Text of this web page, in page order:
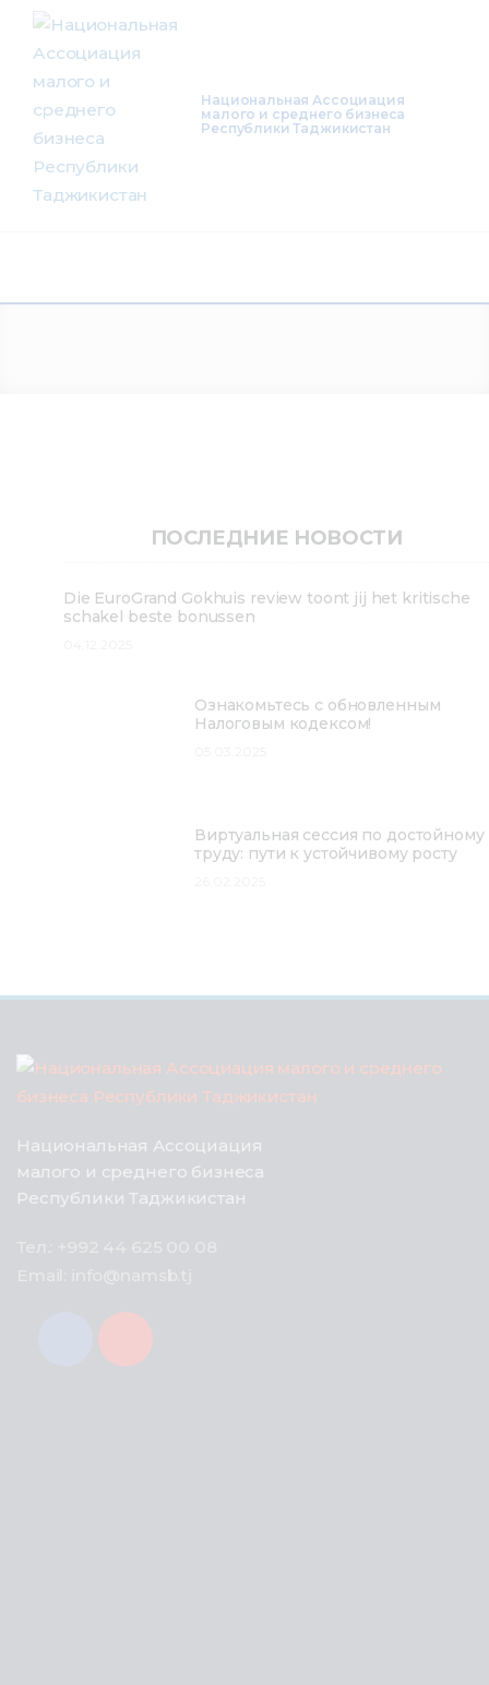
Национальная Ассоциация
малого и среднего бизнеса
Республики Таджикистан
О нас
Деятельность
Проекты
Членство
Инфоресурсы
ПОСЛЕДНИЕ НОВОСТИ
Die EuroGrand Gokhuis review toont jij het kritische
schakel beste bonussen
Ознакомьтесь с обновленным
Налоговым кодексом!
Виртуальная сессия по достойному
труду: пути к устойчивому росту
Национальная Ассоциация
малого и среднего бизнеса
Республики Таджикистан